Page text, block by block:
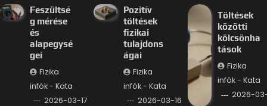
Feszültsé
g mérése
és
alapegysé
gei
Fizika
infók - Kata
2026-03-17
Pozitív
töltések
fizikai
tulajdons
ágai
Fizika
infók - Kata
2026-03-16
Töltések
közötti
kölcsönha
tások
Fizika
infók - Kata
2026-